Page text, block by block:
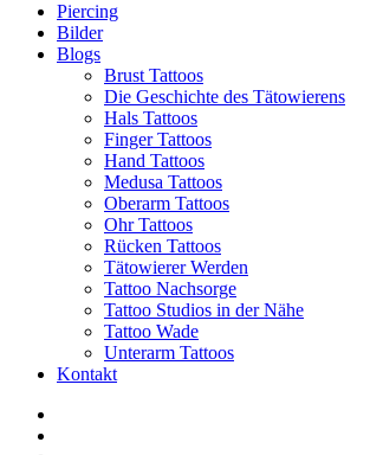
Piercing
Bilder
Blogs
Brust Tattoos
Die Geschichte des Tätowierens
Hals Tattoos
Finger Tattoos
Hand Tattoos
Medusa Tattoos
Oberarm Tattoos
Ohr Tattoos
Rücken Tattoos
Tätowierer Werden
Tattoo Nachsorge
Tattoo Studios in der Nähe
Tattoo Wade
Unterarm Tattoos
Kontakt